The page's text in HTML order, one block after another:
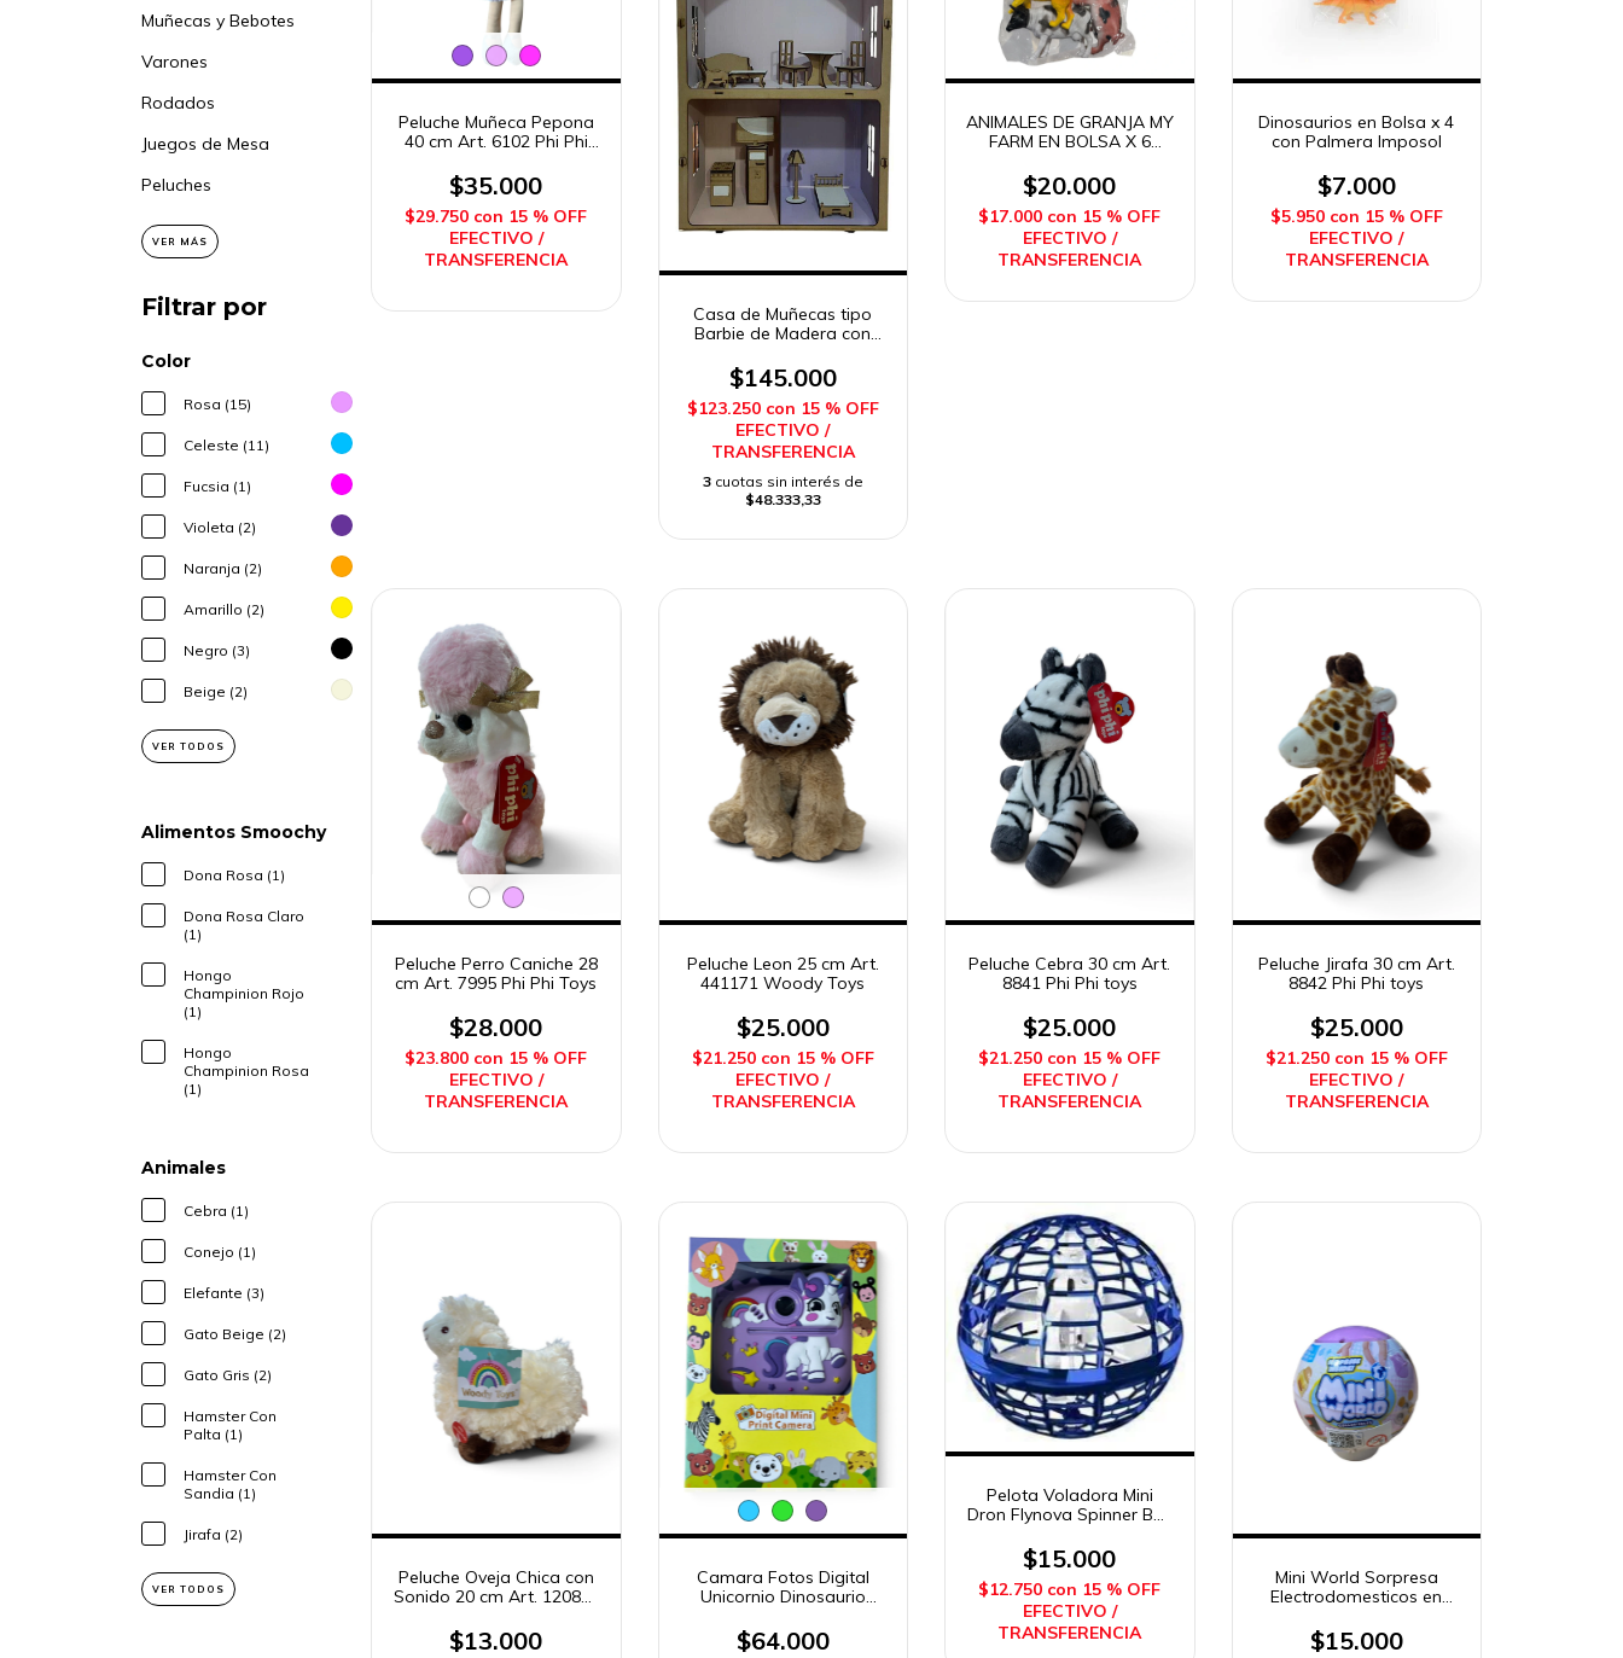
Muñecas y Bebotes
Varones
Rodados
Juegos de Mesa
Peluches
VER MÁS
Filtrar por
Color
Rosa (15)
Celeste (11)
Fucsia (1)
Violeta (2)
Naranja (2)
Amarillo (2)
Negro (3)
Beige (2)
VER TODOS
Alimentos Smoochy
Dona Rosa (1)
Dona Rosa Claro
(1)
Hongo
Champinion Rojo
(1)
Hongo
Champinion Rosa
(1)
Animales
Cebra (1)
Conejo (1)
Elefante (3)
Gato Beige (2)
Gato Gris (2)
Hamster Con
Palta (1)
Hamster Con
Sandia (1)
Jirafa (2)
VER TODOS
Peluche Muñeca Pepona
40 cm Art. 6102 Phi Phi
$35.000
$29.750 con 15 % OFF
EFECTIVO /
TRANSFERENCIA
Casa de Muñecas tipo
Barbie de Madera con
$145.000
$123.250 con 15 % OFF
EFECTIVO /
TRANSFERENCIA
3 cuotas sin interés de
$48.333,33
ANIMALES DE GRANJA MY
FARM EN BOLSA X 6
$20.000
$17.000 con 15 % OFF
EFECTIVO /
TRANSFERENCIA
Dinosaurios en Bolsa x 4
con Palmera Imposol
$7.000
$5.950 con 15 % OFF
EFECTIVO /
TRANSFERENCIA
Peluche Perro Caniche 28
cm Art. 7995 Phi Phi Toys
$28.000
$23.800 con 15 % OFF
EFECTIVO /
TRANSFERENCIA
Peluche Leon 25 cm Art.
441171 Woody Toys
$25.000
$21.250 con 15 % OFF
EFECTIVO /
TRANSFERENCIA
Peluche Cebra 30 cm Art.
8841 Phi Phi toys
$25.000
$21.250 con 15 % OFF
EFECTIVO /
TRANSFERENCIA
Peluche Jirafa 30 cm Art.
8842 Phi Phi toys
$25.000
$21.250 con 15 % OFF
EFECTIVO /
TRANSFERENCIA
Peluche Oveja Chica con
Sonido 20 cm Art. 12085-
$13.000
Camara Fotos Digital
Unicornio Dinosaurio
Imposol
$64.000
Pelota Voladora Mini
Dron Flynova Spinner Ball
$15.000
$12.750 con 15 % OFF
EFECTIVO /
TRANSFERENCIA
Mini World Sorpresa
Electrodomesticos en
$15.000